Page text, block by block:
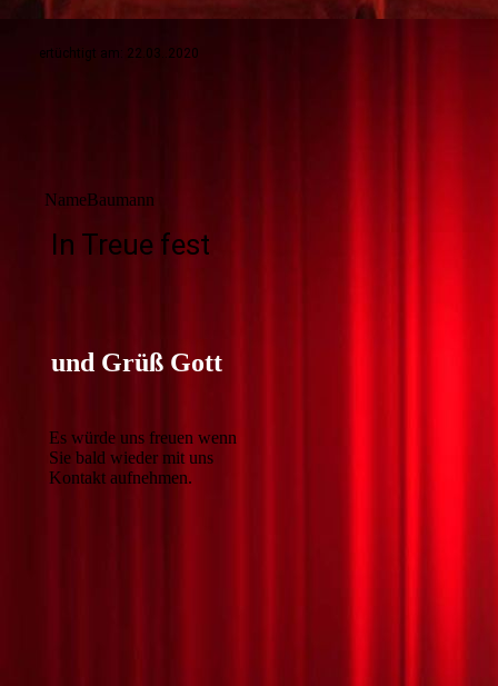
ertüchtigt am: 22.03..2020
NameBaumann
In Treue fest
und Grüß Gott
Es würde uns freuen wenn
Sie bald wieder mit uns
Kontakt aufnehmen.